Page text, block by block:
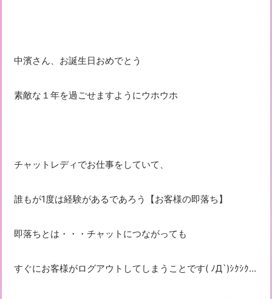
中濱さん、お誕生日おめでとう
素敵な１年を過ごせますようにウホウホ
チャットレディでお仕事をしていて、
誰もが1度は経験があるであろう【お客様の即落ち】
即落ちとは・・・チャットにつながっても
すぐにお客様がログアウトしてしまうことです( ﾉД`)ｼｸｼｸ…